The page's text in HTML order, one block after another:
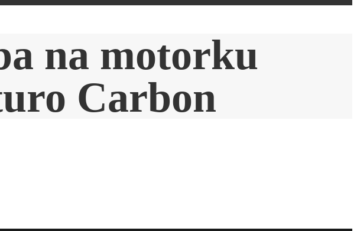
na motorku
Carbon